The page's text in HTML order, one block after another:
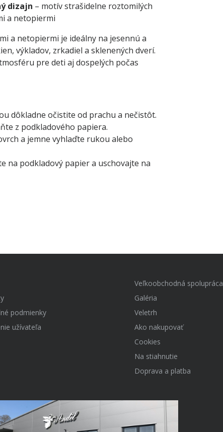
dizajn – motív strašidelne roztomilých
a netopiermi
a netopiermi je ideálny na jesennú a
výkladov, zrkadiel a sklenených dverí.
pre deti aj dospelých počas
dôkladne očistite od prachu a nečistôt.
z podkladového papiera.
a jemne vyhlaďte rukou alebo
na podkladový papier a uschovajte na
podmienky
užívateľa
Veľkoobchodná spolupráca
Galéria
Veletrh
Ako nakupovať
Cookies
Na stiahnutie
Doprava a platba